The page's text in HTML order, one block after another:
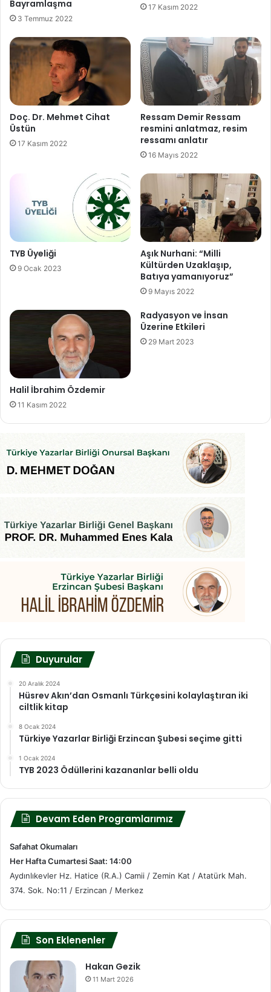
Bayramlaşma
3 Temmuz 2022
17 Kasım 2022
Doç. Dr. Mehmet Cihat
Üstün
17 Kasım 2022
Ressam Demir Ressam
resmini anlatmaz, resim
ressamı anlatır
16 Mayıs 2022
TYB Üyeliği
9 Ocak 2023
Aşık Nurhani: “Milli
Kültürden Uzaklaşıp,
Batıya yamanıyoruz”
9 Mayıs 2022
Halil İbrahim Özdemir
11 Kasım 2022
Radyasyon ve İnsan
Üzerine Etkileri
29 Mart 2023
Duyurular
20 Aralık 2024
Hüsrev Akın’dan Osmanlı Türkçesini kolaylaştıran iki
ciltlik kitap
8 Ocak 2024
Türkiye Yazarlar Birliği Erzincan Şubesi seçime gitti
1 Ocak 2024
TYB 2023 Ödüllerini kazananlar belli oldu
Devam Eden Programlarımız
Safahat Okumaları
Her Hafta Cumartesi Saat: 14:00
Aydınlıkevler Hz. Hatice (R.A.) Camii / Zemin Kat / Atatürk Mah.
374. Sok. No:11 / Erzincan / Merkez
Son Eklenenler
Hakan Gezik
11 Mart 2026